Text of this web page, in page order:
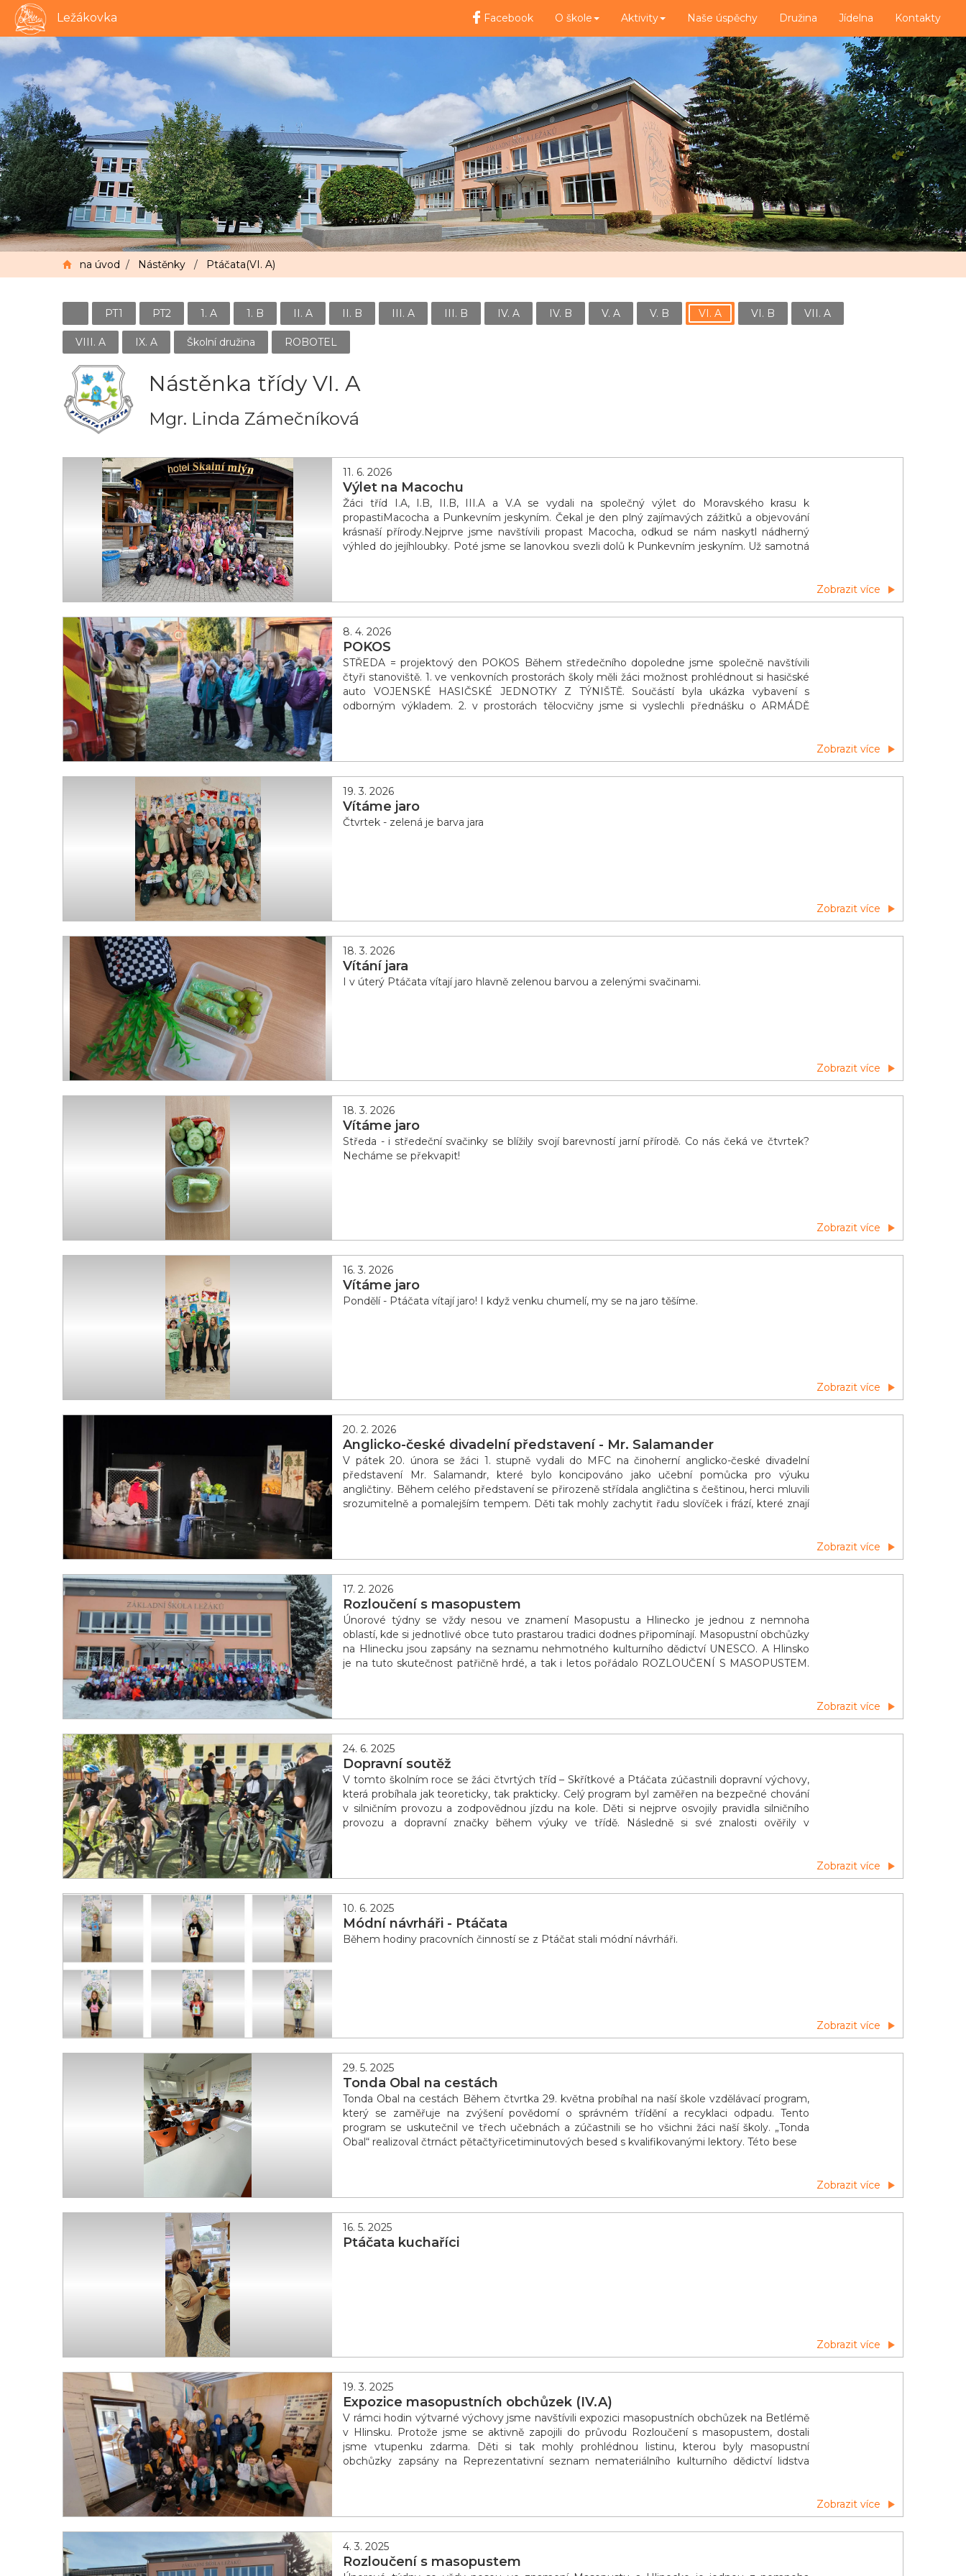
Ležákovka Facebook O škole Aktivity Naše úspěchy Družina Jídelna Kontakty
na úvod / Nástěnky / Ptáčata(VI. A)
PT1 PT2 1. A 1. B II. A II. B III. A III. B IV. A IV. B V. A V. B VI. A VI. B VII. A
VIII. A IX. A Školní družina ROBOTEL
Nástěnka třídy VI. A
Mgr. Linda Zámečníková
11. 6. 2026
Výlet na Macochu
Žáci tříd I.A, I.B, II.B, III.A a V.A se vydali na společný výlet do Moravského krasu k
propastiMacocha a Punkevním jeskyním. Čekal je den plný zajímavých zážitků a objevování
krásnaší přírody.Nejprve jsme navštívili propast Macocha, odkud se nám naskytl nádherný
výhled do jejíhloubky. Poté jsme se lanovkou svezli dolů k Punkevním jeskyním. Už samotná
Zobrazit více
8. 4. 2026
POKOS
STŘEDA = projektový den POKOS Během středečního dopoledne jsme společně navštívili
čtyři stanoviště. 1. ve venkovních prostorách školy měli žáci možnost prohlédnout si hasičské
auto VOJENSKÉ HASIČSKÉ JEDNOTKY Z TÝNIŠTĚ. Součástí byla ukázka vybavení s
odborným výkladem. 2. v prostorách tělocvičny jsme si vyslechli přednášku o ARMÁDĚ
Zobrazit více
19. 3. 2026
Vítáme jaro
Čtvrtek - zelená je barva jara
Zobrazit více
18. 3. 2026
Vítání jara
I v úterý Ptáčata vítají jaro hlavně zelenou barvou a zelenými svačinami.
Zobrazit více
18. 3. 2026
Vítáme jaro
Středa - i středeční svačinky se blížily svojí barevností jarní přírodě. Co nás čeká ve čtvrtek?
Necháme se překvapit!
Zobrazit více
16. 3. 2026
Vítáme jaro
Pondělí - Ptáčata vítají jaro! I když venku chumelí, my se na jaro těšíme.
Zobrazit více
20. 2. 2026
Anglicko-české divadelní představení - Mr. Salamander
V pátek 20. února se žáci 1. stupně vydali do MFC na činoherní anglicko-české divadelní
představení Mr. Salamandr, které bylo koncipováno jako učební pomůcka pro výuku
angličtiny. Během celého představení se přirozeně střídala angličtina s češtinou, herci mluvili
srozumitelně a pomalejším tempem. Děti tak mohly zachytit řadu slovíček i frází, které znají
Zobrazit více
17. 2. 2026
Rozloučení s masopustem
Únorové týdny se vždy nesou ve znamení Masopustu a Hlinecko je jednou z nemnoha
oblastí, kde si jednotlivé obce tuto prastarou tradici dodnes připomínají. Masopustní obchůzky
na Hlinecku jsou zapsány na seznamu nehmotného kulturního dědictví UNESCO. A Hlinsko
je na tuto skutečnost patřičně hrdé, a tak i letos pořádalo ROZLOUČENÍ S MASOPUSTEM.
Zobrazit více
24. 6. 2025
Dopravní soutěž
V tomto školním roce se žáci čtvrtých tříd – Skřítkové a Ptáčata zúčastnili dopravní výchovy,
která probíhala jak teoreticky, tak prakticky. Celý program byl zaměřen na bezpečné chování
v silničním provozu a zodpovědnou jízdu na kole. Děti si nejprve osvojily pravidla silničního
provozu a dopravní značky během výuky ve třídě. Následně si své znalosti ověřily v
Zobrazit více
10. 6. 2025
Módní návrháři - Ptáčata
Během hodiny pracovních činností se z Ptáčat stali módní návrháři.
Zobrazit více
29. 5. 2025
Tonda Obal na cestách
Tonda Obal na cestách Během čtvrtka 29. května probíhal na naší škole vzdělávací program,
který se zaměřuje na zvýšení povědomí o správném třídění a recyklaci odpadu. Tento
program se uskutečnil ve třech učebnách a zúčastnili se ho všichni žáci naší školy. „Tonda
Obal“ realizoval čtrnáct pětačtyřicetiminutových besed s kvalifikovanými lektory. Této bese
Zobrazit více
16. 5. 2025
Ptáčata kuchaříci
Zobrazit více
19. 3. 2025
Expozice masopustních obchůzek (IV.A)
V rámci hodin výtvarné výchovy jsme navštívili expozici masopustních obchůzek na Betlémě
v Hlinsku. Protože jsme se aktivně zapojili do průvodu Rozloučení s masopustem, dostali
jsme vtupenku zdarma. Děti si tak mohly prohlédnou listinu, kterou byly masopustní
obchůzky zapsány na Reprezentativní seznam nemateriálního kulturního dědictví lidstva
Zobrazit více
4. 3. 2025
Rozloučení s masopustem